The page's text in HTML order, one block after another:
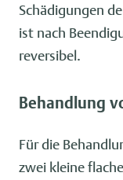
Schädigungen
ist nach
reversibel.
Behandlung
Für die
zwei kleine